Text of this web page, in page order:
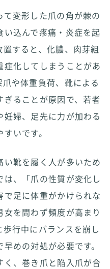
変形した爪の角が棘の
込んで疼痛・炎症を起
すると、化膿、肉芽組
化してしまうことがあ
や体重負荷、靴による
ることが原因で、若者
婦、足先に力が加わる
いです。
靴を履く人が多いため
、「爪の性質が変化し
足に体重がかけられな
を問わず頻度が高まり
行中にバランスを崩し
めの対処が必要です。
く、巻き爪と陥入爪が合